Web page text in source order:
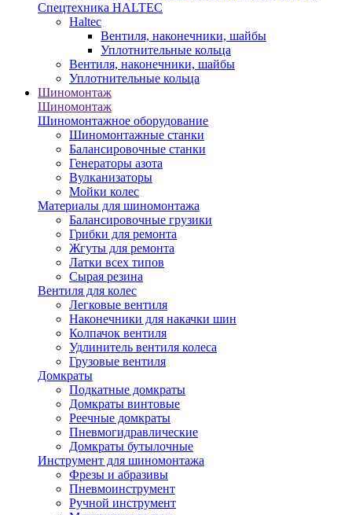
Спецтехника HALTEC
Haltec
Вентиля, наконечники, шайбы
Уплотнительные кольца
Вентиля, наконечники, шайбы
Уплотнительные кольца
Шиномонтаж
Шиномонтаж
Шиномонтажное оборудование
Шиномонтажные станки
Балансировочные станки
Генераторы азота
Вулканизаторы
Мойки колес
Материалы для шиномонтажа
Балансировочные грузики
Грибки для ремонта
Жгуты для ремонта
Латки всех типов
Сырая резина
Вентиля для колес
Легковые вентиля
Наконечники для накачки шин
Колпачок вентиля
Удлинитель вентиля колеса
Грузовые вентиля
Домкраты
Подкатные домкраты
Домкраты винтовые
Реечные домкраты
Пневмогидравлические
Домкраты бутылочные
Инструмент для шиномонтажа
Фрезы и абразивы
Пневмоинструмент
Ручной инструмент